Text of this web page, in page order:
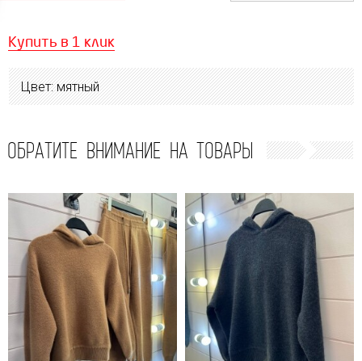
Купить в 1 клик
Цвет: мятный
ОБРАТИТЕ ВНИМАНИЕ НА ТОВАРЫ